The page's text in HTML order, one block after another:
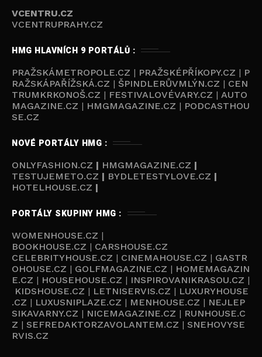
VCENTRU.CZ
VCENTRUPRAHY.CZ
HMG HLAVNÍCH 9 PORTÁLŮ :
PRAŽSKÁMETROPOLE.CZ | PRAŽSKÉPŘÍKOPY.CZ | P
RAŽSKÁPAŘÍŽSKÁ.CZ | ŠPINDLERŮVMLÝN.CZ | CEN
TRUMKRKONOŠ.CZ | FESTIVALOVÉVARY.CZ | AUTO
MAGAZINE.CZ | HMGMAGAZINE.CZ | PODCASTHOU
SE.CZ
NOVÉ PORTÁLY HMG :
ONLYFASHION.CZ | HMGMAGAZINE.CZ |
TESTUJEMETO.CZ | BYDLETESTYLOVE.CZ |
HOTELHOUSE.CZ |
PORTÁLY SKUPINY HMG :
WOMENHOUSE.CZ |
BOOKHOUSE.CZ | CARSHOUSE.CZ
CELEBRITYHOUSE.CZ | CINEMAHOUSE.CZ | GASTR
OHOUSE.CZ | GOLFMAGAZINE.CZ | HOMEMAGAZIN
E.CZ | HOUSEHOUSE.CZ | INSPIROVANIKRASOU.CZ |
KIDSHOUSE.CZ | LETNISERVIS.CZ | LUXURYHOUSE
.CZ | LUXUSNIPLAZE.CZ | MENHOUSE.CZ | NEJLEP
SIKAVARNY.CZ | NICEMAGAZINE.CZ | RUNHOUSE.C
Z | SEFREDAKTORZAVOLANTEM.CZ | SNEHOVYSE
RVIS.CZ